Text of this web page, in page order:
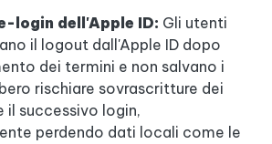
login dell'Apple ID: Gli utenti
il logout dall'Apple ID dopo
dei termini e non salvano i
rischiare sovrascritture dei
il successivo login,
perdendo dati locali come le